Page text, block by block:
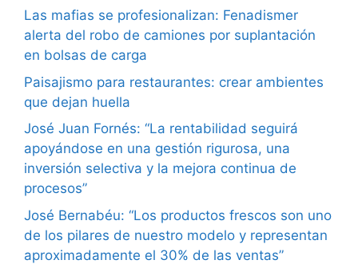
Las mafias se profesionalizan: Fenadismer
alerta del robo de camiones por suplantación
en bolsas de carga
Paisajismo para restaurantes: crear ambientes
que dejan huella
José Juan Fornés: “La rentabilidad seguirá
apoyándose en una gestión rigurosa, una
inversión selectiva y la mejora continua de
procesos”
José Bernabéu: “Los productos frescos son uno
de los pilares de nuestro modelo y representan
aproximadamente el 30% de las ventas”